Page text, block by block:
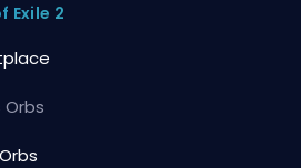
Exile 2